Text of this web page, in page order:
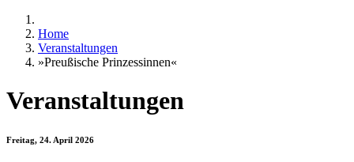
Home
Veranstaltungen
»Preußische Prinzessinnen«
Veranstaltungen
Freitag, 24. April 2026